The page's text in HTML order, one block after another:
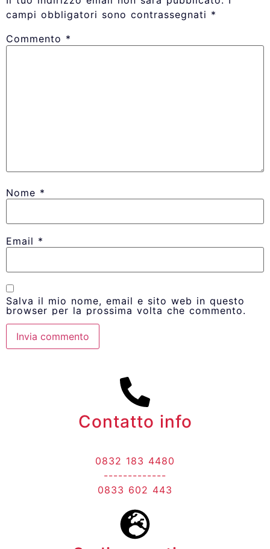
campi obbligatori sono contrassegnati *
Commento *
Nome *
Email *
Salva il mio nome, email e sito web in questo
browser per la prossima volta che commento.
Contatto info
0832 183 4480
-------------
0833 602 443